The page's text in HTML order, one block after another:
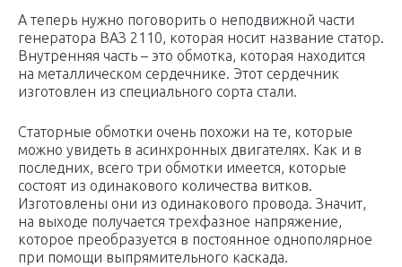
А теперь нужно поговорить о неподвижной части
генератора ВАЗ 2110, которая носит название статор.
Внутренняя часть – это обмотка, которая находится
на металлическом сердечнике. Этот сердечник
изготовлен из специального сорта стали.
Статорные обмотки очень похожи на те, которые
можно увидеть в асинхронных двигателях. Как и в
последних, всего три обмотки имеется, которые
состоят из одинакового количества витков.
Изготовлены они из одинакового провода. Значит,
на выходе получается трехфазное напряжение,
которое преобразуется в постоянное однополярное
при помощи выпрямительного каскада.